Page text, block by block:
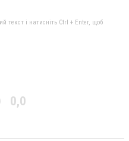
текст і натисніть Ctrl + Enter, щоб
0,0